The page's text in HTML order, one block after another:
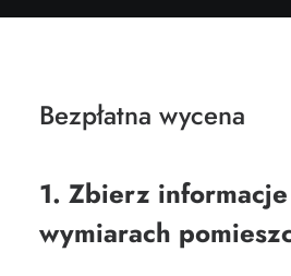
Bezpłatna wycena
1. Zbierz
wymiarach